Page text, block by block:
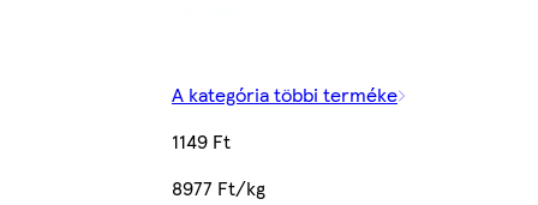
A kategória többi terméke
1149 Ft
8977 Ft/kg